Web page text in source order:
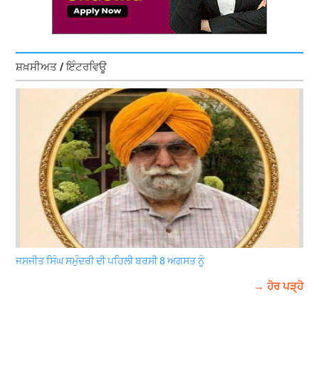
ਸ਼ਖ਼ਸੀਅਤ / ਇੰਟਰਵਿਊ
ਜਸਜੀਤ ਸਿੰਘ ਸਮੁੰਦਰੀ ਦੀ ਪਹਿਲੀ ਬਰਸੀ 8 ਅਗਸਤ ਨੂੰ
→ ਹੋਰ ਪੜ੍ਹੋ